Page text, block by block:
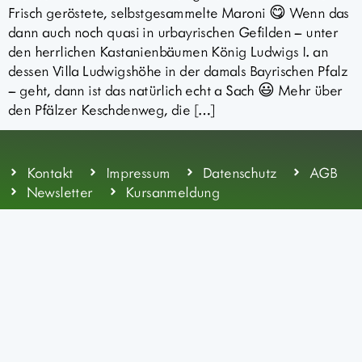
Frisch geröstete, selbstgesammelte Maroni 😋 Wenn das
dann auch noch quasi in urbayrischen Gefilden – unter
den herrlichen Kastanienbäumen König Ludwigs I. an
dessen Villa Ludwigshöhe in der damals Bayrischen Pfalz
– geht, dann ist das natürlich echt a Sach 😃 Mehr über
den Pfälzer Keschdenweg, die […]
Kontakt Impressum Datenschutz
AGB
Newsletter
Kursanmeldung